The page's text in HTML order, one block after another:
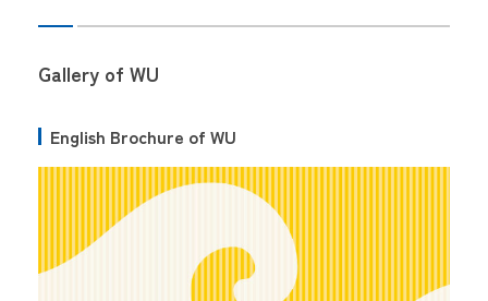
Gallery of WU
English Brochure of WU